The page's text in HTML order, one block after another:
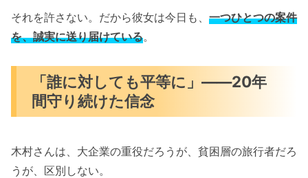
それを許さない。だから彼女は今日も、 一つひとつの案件
を、誠実に送り届けている。
「誰に対しても平等に」――20年
間守り続けた信念
木村さんは、大企業の重役だろうが、貧困層の旅行者だろ
うが、区別しない。